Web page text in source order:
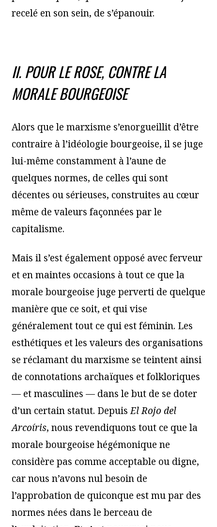
recelé en son sein, de s’épanouir.
II. POUR LE ROSE, CONTRE LA
MORALE BOURGEOISE
Alors que le marxisme s’enorgueillit d’être
contraire à l’idéologie bourgeoise, il se juge
lui-même constamment à l’aune de
quelques normes, de celles qui sont
décentes ou sérieuses, construites au cœur
même de valeurs façonnées par le
capitalisme.
Mais il s’est également opposé avec ferveur
et en maintes occasions à tout ce que la
morale bourgeoise juge perverti de quelque
manière que ce soit, et qui vise
généralement tout ce qui est féminin. Les
esthétiques et les valeurs des organisations
se réclamant du marxisme se teintent ainsi
de connotations archaïques et folkloriques
— et masculines — dans le but de se doter
d’un certain statut. DepuisEl Rojo del
Arcoíris, nous revendiquons tout ce que la
morale bourgeoise hégémonique ne
considère pas comme acceptable ou digne,
car nous n’avons nul besoin de
l’approbation de quiconque est mu par des
normes nées dans le berceau de